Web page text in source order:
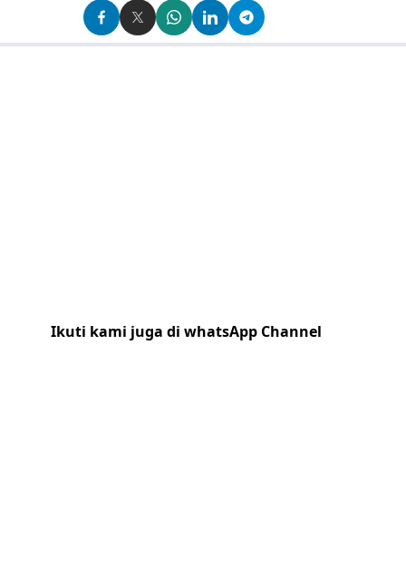
Ikuti kami juga di whatsApp Channel